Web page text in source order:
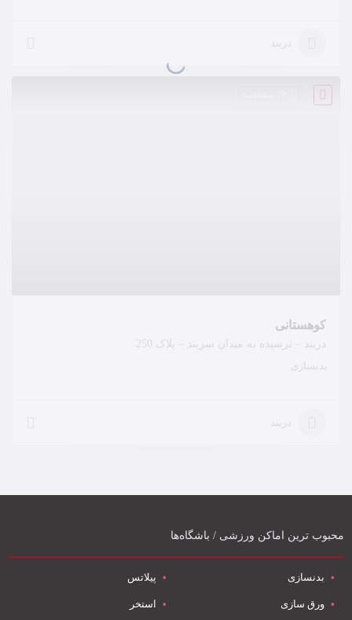
دربند
کوهستانی
دربند – نرسیده به میدان سربند – پلاک 250
بدنسازی
دربند
محبوب ترین اماکن ورزشی / باشگاه‌ها
بدنسازی پیلاتس
ورق سازی استخر